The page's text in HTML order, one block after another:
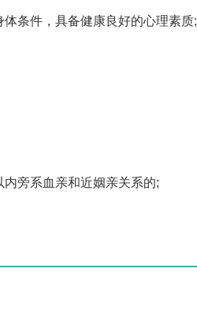
条件，具备健康良好的心理素质;
旁系血亲和近姻亲关系的;